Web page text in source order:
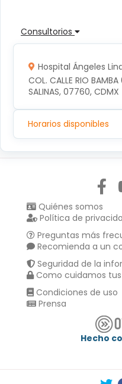
Consultorios
Hospital Ángeles
COL. CALLE RIO
SALINAS, 07760, CDMX
Horarios disponibles
Quiénes somos
Política de
Preguntas más
Recomienda a un
Seguridad de la
Como cuidamos
Condiciones de uso
Prensa
Hecho